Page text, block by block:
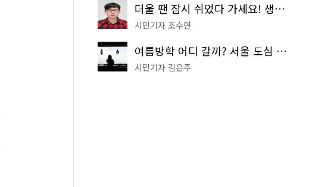
더울 땐 잠시 쉬었다 가세요! 생수 냉장고부터 해피소·무더위쉼터까지
시민기자 조수연
여름방학 어디 갈까? 서울 도심 무료 실내 여행 코스 추천
시민기자 김은주